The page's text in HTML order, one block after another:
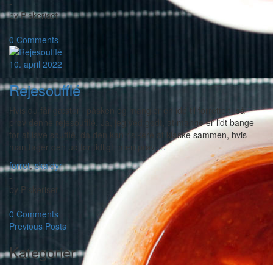
-
byPiskeriset
-
0 Comments
10. april 2022
Rejesoufflé
Hvis du får gæster i påsken og mangler en idé til forretten, så
prøv denne rejesoufflé. Ja, jeg ved godt, at mange er lidt bange
for at lave soufflé, da den kan risikere at klaske sammen, hvis
man tager den ud for tidligt, men prøv …
forret,skaldyr
-
by Piskeriset
-
0 Comments
Previous Posts
Kategorier